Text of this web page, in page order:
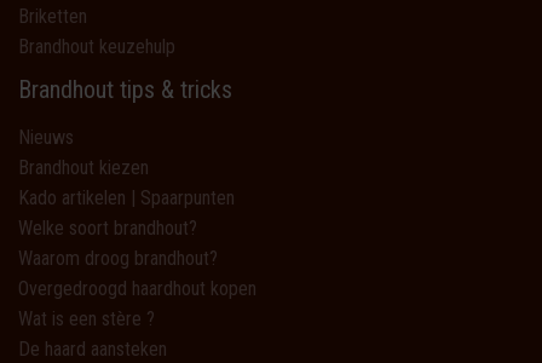
Briketten
Brandhout keuzehulp
Brandhout tips & tricks
Nieuws
Brandhout kiezen
Kado artikelen | Spaarpunten
Welke soort brandhout?
Waarom droog brandhout?
Overgedroogd haardhout kopen
Wat is een stère ?
De haard aansteken